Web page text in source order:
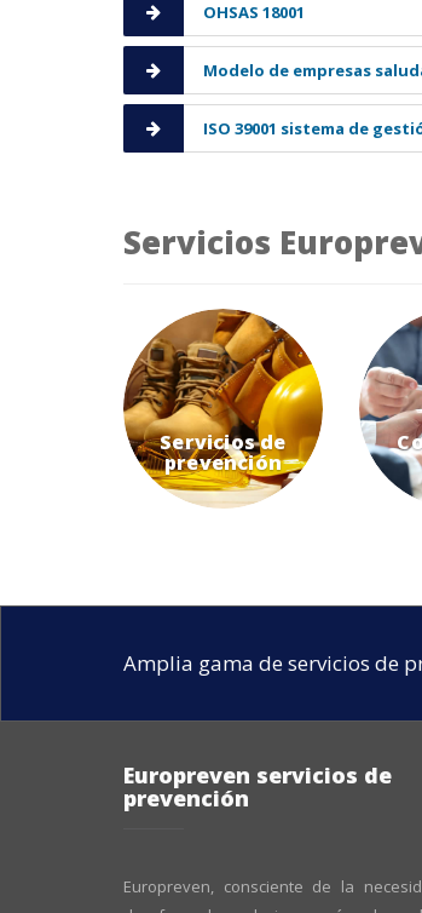
OHSAS 18001
Modelo de empresas
ISO 39001 sistema de
Servicios
Servicios de
prevención
Amplia gama de servicios de
Europreven servicios de
prevención
Europreven, consciente de la